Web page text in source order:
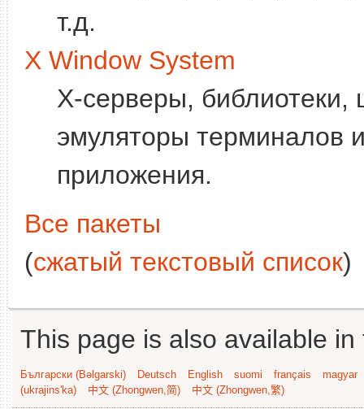
т.д.
X Window System
X-серверы,
эмуляторы терминалов
приложения.
Все пакеты
(сжатый текстовый список)
This page is also available
Български (Bəlgarski) Deutsch English suomi français
magyar
(ukrajins'ka)
中文 (Zhongwen,简) 中文 (Zhongwen,繁)